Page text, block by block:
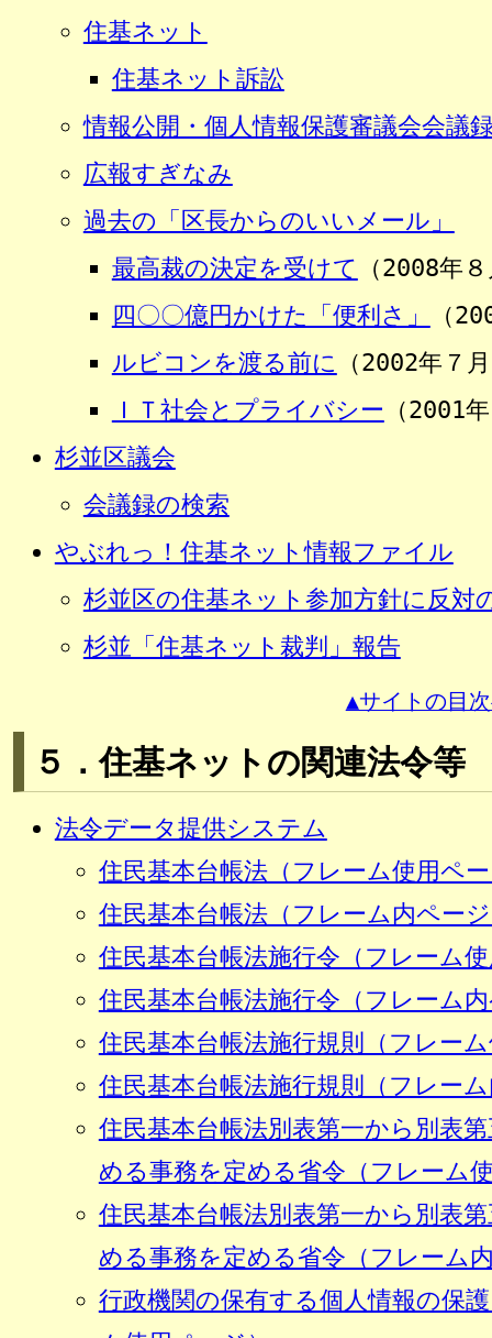
住基ネット
住基ネット訴訟
情報公開・個人情報保護審議会会議
広報すぎなみ
過去の「区長からのいいメール」
最高裁の決定を受けて
（2008年
四〇〇億円かけた「便利さ」
（
ルビコンを渡る前に
（2002年７
ＩＴ社会とプライバシー （2001
杉並区議会
会議録の検索
やぶれっ！住基ネット情報ファイル
杉並区の住基ネット参加方針に反対
杉並「住基ネット裁判」報告
▲サイトの目
５．住基ネットの関連法令等
法令データ提供システム
住民基本台帳法（フレーム使用ペ
住民基本台帳法（フレーム内ペー
住民基本台帳法施行令（フレーム
住民基本台帳法施行令（フレーム
住民基本台帳法施行規則（フレー
住民基本台帳法施行規則（フレー
住民基本台帳法別表第一から別表
める事務を定める省令（フレーム
住民基本台帳法別表第一から別表
める事務を定める省令（フレーム
行政機関の保有する個人情報の保